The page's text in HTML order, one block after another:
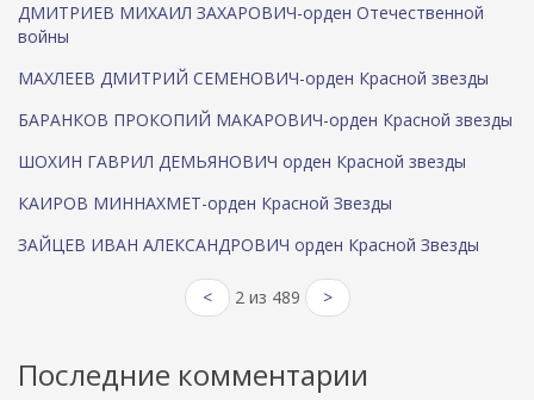
ДМИТРИЕВ МИХАИЛ ЗАХАРОВИЧ-орден Отечественной
войны
МАХЛЕЕВ ДМИТРИЙ СЕМЕНОВИЧ-орден Красной звезды
БАРАНКОВ ПРОКОПИЙ МАКАРОВИЧ-орден Красной звезды
ШОХИН ГАВРИЛ ДЕМЬЯНОВИЧ орден Красной звезды
КАИРОВ МИННАХМЕТ-орден Красной Звезды
ЗАЙЦЕВ ИВАН АЛЕКСАНДРОВИЧ орден Красной Звезды
< 2 из 489 >
Последние комментарии